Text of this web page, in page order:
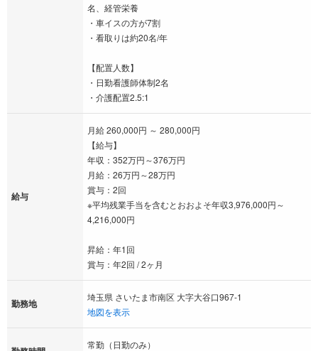
名、経管栄養
・車イスの方が7割
・看取りは約20名/年
【配置人数】
・日勤看護師体制2名
・介護配置2.5:1
給与
月給 260,000円 ～ 280,000円
【給与】
年収：352万円～376万円
月給：26万円～28万円
賞与：2回
※平均残業手当を含むとおおよそ年収3,976,000円～
4,216,000円
昇給：年1回
賞与：年2回 / 2ヶ月
勤務地
埼玉県 さいたま市南区 大字大谷口967-1
地図を表示
常勤（日勤のみ）